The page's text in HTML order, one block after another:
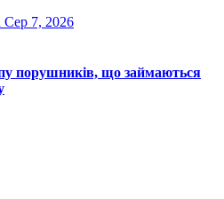
Сер 7, 2026
порушників, що займаються